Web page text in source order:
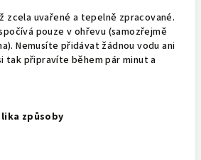
zcela uvařené a tepelně zpracované.
pouze v ohřevu (samozřejmě
Nemusíte přidávat žádnou vodu ani
tak připravíte během pár minut a
způsoby